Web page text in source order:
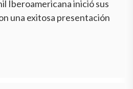
Iberoamericana inició sus
una exitosa presentación